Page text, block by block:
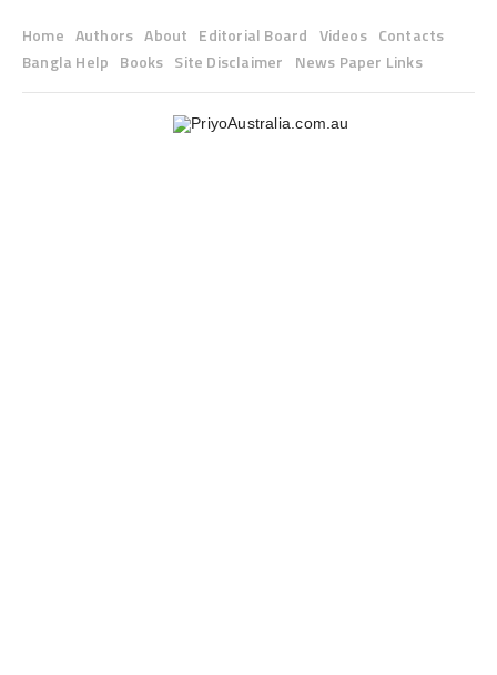
Home Authors About Editorial Board Videos Contacts
Bangla Help Books Site Disclaimer News Paper Links